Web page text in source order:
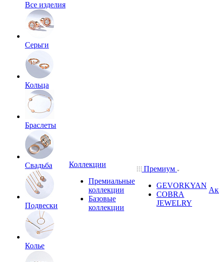
Все изделия
Серьги
Кольца
Браслеты
Свадьба
Подвески
Колье
Коллекции
Премиальные
коллекции
Базовые
коллекции
Премиум
GEVORKYAN
COBRA
JEWELRY